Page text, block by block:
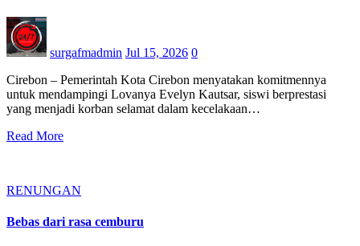
surgafmadmin Jul 15, 2026 0
Cirebon – Pemerintah Kota Cirebon menyatakan komitmennya
untuk mendampingi Lovanya Evelyn Kautsar, siswi berprestasi
yang menjadi korban selamat dalam kecelakaan…
Read More
RENUNGAN
Bebas dari rasa cemburu